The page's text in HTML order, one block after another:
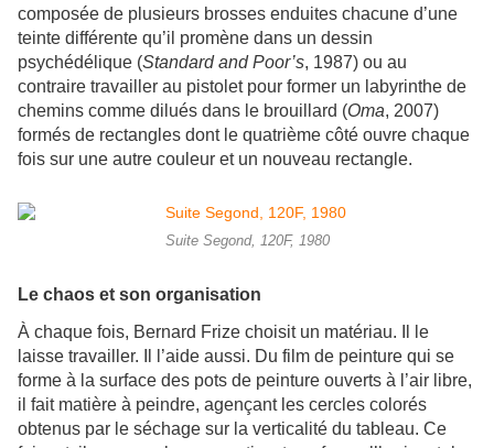
composée de plusieurs brosses enduites chacune d’une
teinte différente qu’il promène dans un dessin
psychédélique (Standard and Poor’s, 1987) ou au
contraire travailler au pistolet pour former un labyrinthe de
chemins comme dilués dans le brouillard (Oma, 2007)
formés de rectangles dont le quatrième côté ouvre chaque
fois sur une autre couleur et un nouveau rectangle.
Suite Segond, 120F, 1980
Le chaos et son organisation
À chaque fois, Bernard Frize choisit un matériau. Il le
laisse travailler. Il l’aide aussi. Du film de peinture qui se
forme à la surface des pots de peinture ouverts à l’air libre,
il fait matière à peindre, agençant les cercles colorés
obtenus par le séchage sur la verticalité du tableau. Ce